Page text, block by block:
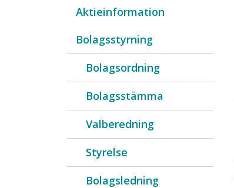
Aktieinformation
Bolagsstyrning
Bolagsordning
Bolagsstämma
Valberedning
Styrelse
Bolagsledning